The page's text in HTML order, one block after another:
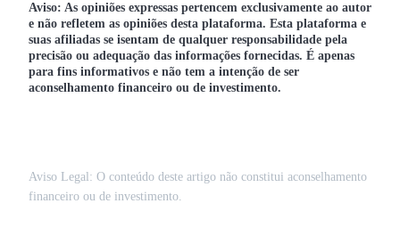
Aviso: As opiniões expressas pertencem exclusivamente ao autor
e não refletem as opiniões desta plataforma. Esta plataforma e
suas afiliadas se isentam de qualquer responsabilidade pela
precisão ou adequação das informações fornecidas. É apenas
para fins informativos e não tem a intenção de ser
aconselhamento financeiro ou de investimento.
Aviso Legal: O conteúdo deste artigo não constitui aconselhamento
financeiro ou de investimento.